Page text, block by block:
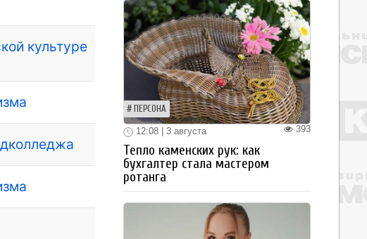
культуре
ПЕРСОНА
393
12:08 | 3 августа
Тепло каменских рук: как
бухгалтер стала мастером
ротанга